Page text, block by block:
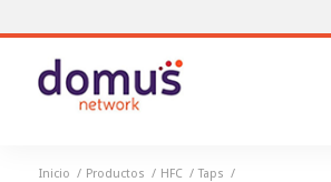
Inicio / Productos / HFC / Taps /